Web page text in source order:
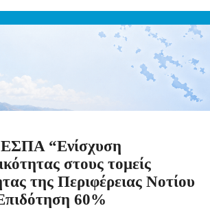
“Ενίσχυση
στους τομείς
της Περιφέρειας Νοτίου
60%